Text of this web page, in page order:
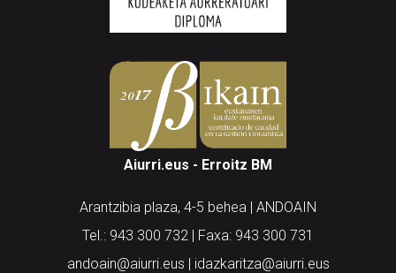
Aiurri.eus - Erroitz BM
Arantzibia plaza, 4-5 behea | ANDOAIN
Tel.: 943 300 732 | Faxa: 943 300 731
andoain@aiurri.eus | idazkaritza@aiurri.eus